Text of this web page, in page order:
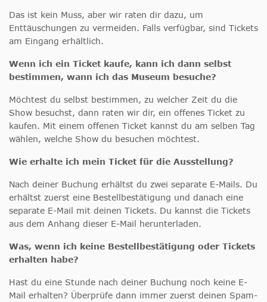
Das ist kein Muss, aber wir raten dir dazu, um
Enttäuschungen zu vermeiden. Falls verfügbar, sind Tickets
am Eingang erhältlich.
Wenn ich ein Ticket kaufe, kann ich dann selbst
bestimmen, wann ich das Museum besuche?
Möchtest du selbst bestimmen, zu welcher Zeit du die
Show besuchst, dann raten wir dir, ein offenes Ticket zu
kaufen. Mit einem offenen Ticket kannst du am selben Tag
wählen, welche Show du besuchen möchtest.
Wie erhalte ich mein Ticket für die Ausstellung?
Nach deiner Buchung erhältst du zwei separate E-Mails. Du
erhältst zuerst eine Bestellbestätigung und danach eine
separate E-Mail mit deinen Tickets. Du kannst die Tickets
aus dem Anhang dieser E-Mail herunterladen.
Was, wenn ich keine Bestellbestätigung oder Tickets
erhalten habe?
Hast du eine Stunde nach deiner Buchung noch keine E-
Mail erhalten? Überprüfe dann immer zuerst deinen Spam-